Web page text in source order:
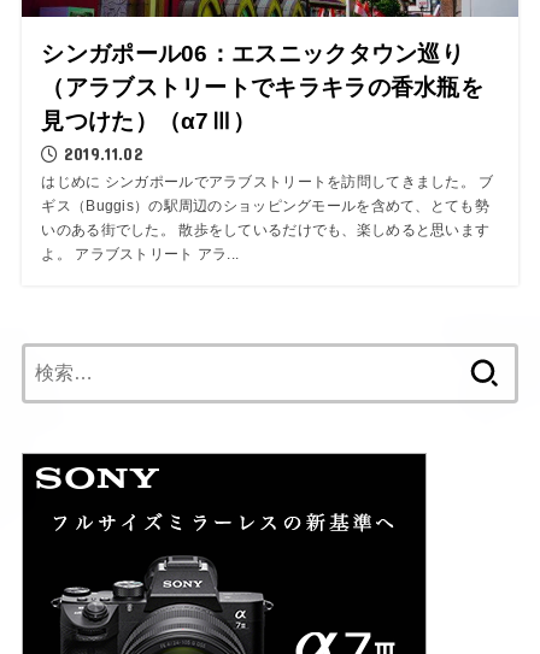
シンガポール06：エスニックタウン巡り
（アラブストリートでキラキラの香水瓶を
見つけた）（α7Ⅲ）
2019.11.02
はじめに シンガポールでアラブストリートを訪問してきました。 ブ
ギス（Buggis）の駅周辺のショッピングモールを含めて、とても勢
いのある街でした。 散歩をしているだけでも、楽しめると思います
よ。 アラブストリート アラ...
索: